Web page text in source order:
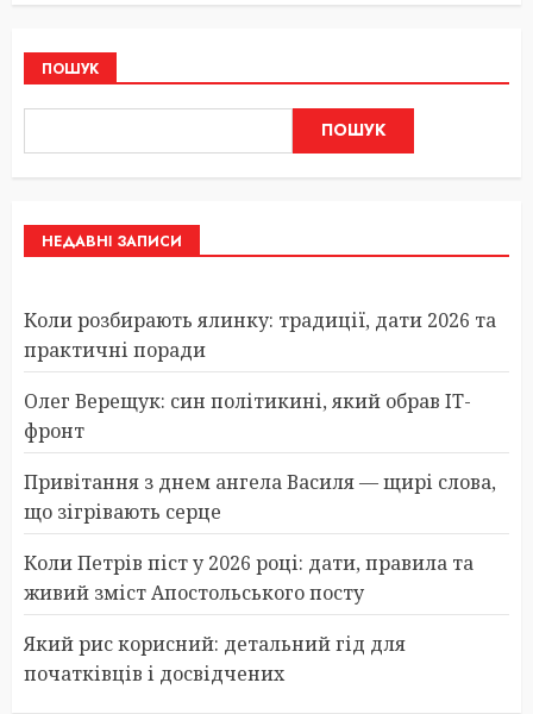
ПОШУК
ПОШУК
НЕДАВНІ ЗАПИСИ
Коли розбирають ялинку: традиції, дати 2026 та
практичні поради
Олег Верещук: син політикині, який обрав IT-
фронт
Привітання з днем ангела Василя — щирі слова,
що зігрівають серце
Коли Петрів піст у 2026 році: дати, правила та
живий зміст Апостольського посту
Який рис корисний: детальний гід для
початківців і досвідчених